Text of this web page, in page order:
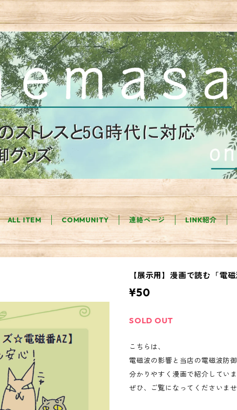
ALL ITEM COMMUNITY 連絡ページ LINK紹介
【展示用】漫画で読む「電
¥50
SOLD OUT
こちらは、
電磁波の影響と当店の電磁波防
分かりやすく漫画で紹介していま
ぜひ、ご覧になってくださいませ